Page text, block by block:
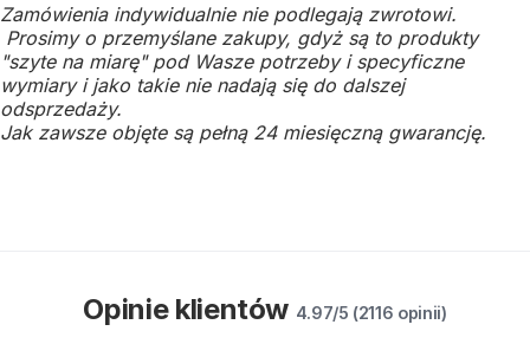
Zamówienia indywidualnie nie podlegają zwrotowi.
Prosimy o przemyślane zakupy, gdyż są to produkty
"szyte na miarę" pod Wasze potrzeby i specyficzne
wymiary i jako takie nie nadają się do dalszej
odsprzedaży.
Jak zawsze objęte są pełną 24 miesięczną gwarancję.
Opinie klientów 4.97/5 (2116 opinii)